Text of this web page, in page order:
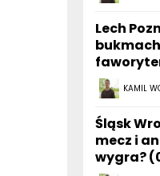
Lech
KAMIL
Śląsk
mecz i
wygra?